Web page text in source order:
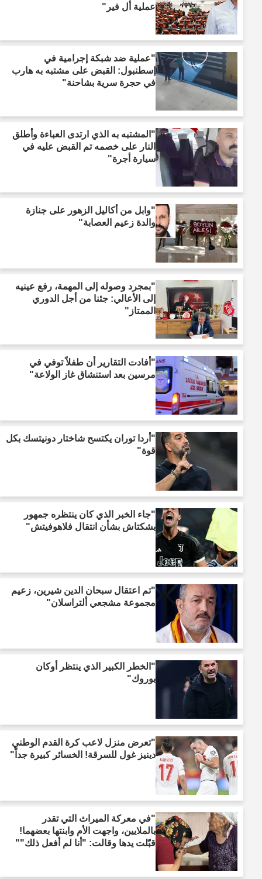
عملية أل فير"
"عملية ضد شبكة إجرامية في
إسطنبول: القبض على مشتبه به هارب
في حجرة سرية بشاحنة"
"المشتبه به الذي ارتدى العباءة وأطلق
النار على خصمه تم القبض عليه في
سيارة أجرة"
"وابل من أكاليل الزهور على جنازة
والدة زعيم العصابة"
"بمجرد وصوله إلى المهمة، رفع عينيه
إلى الأعالي: جئنا من أجل الدوري
الممتاز"
"أفادت التقارير أن طفلاً توفي في
مرسين بعد استنشاق غاز الولاعة"
"أردا توران يكتسح شاختار دونيتسك بكل
قوة"
"جاء الخبر الذي كان ينتظره جمهور
بشكتاش بشأن انتقال فلاهوفيتش"
"تم اعتقال سبحان الدين شيرين، زعيم
مجموعة مشجعي ألتراسلان"
"الخطر الكبير الذي ينتظر أوكان
بوروك"
"تعرض منزل لاعب كرة القدم الوطني
دينيز غول للسرقة! الخسائر كبيرة جداً"
"في معركة الميراث التي تقدر
بالملايين، واجهت الأم وابنتها بعضهما!
قبّلت يدها وقالت: "أنا لم أفعل ذلك""